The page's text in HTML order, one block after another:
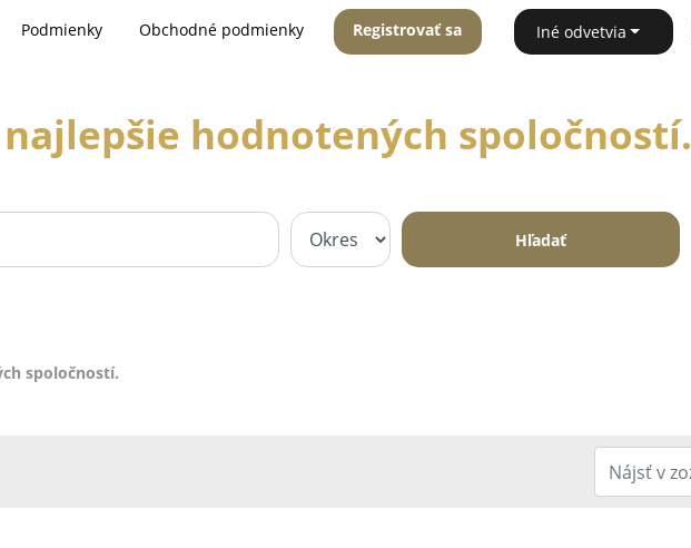
Podmienky Obchodné podmienky Registrovať sa Iné odvetvia
hodnotených spoločností.
Hľadať
spoločností.